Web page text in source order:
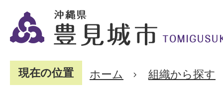
現在の位置 ホーム 組織から探す